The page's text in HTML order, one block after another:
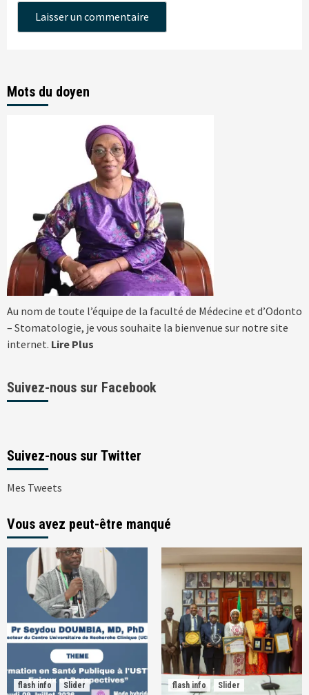
Mots du doyen
Au nom de toute l’équipe de la faculté de Médecine et d’Odonto
– Stomatologie, je vous souhaite la bienvenue sur notre site
internet. Lire Plus
Suivez-nous sur Facebook
Suivez-nous sur Twitter
Mes Tweets
Vous avez peut-être manqué
flash info Slider flash info Slider